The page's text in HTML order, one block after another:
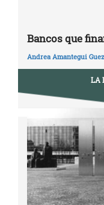
Bancos que
Andrea Amantegui
LA